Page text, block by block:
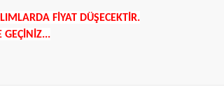
FİYAT DÜŞECEKTİR.
GEÇİNİZ...